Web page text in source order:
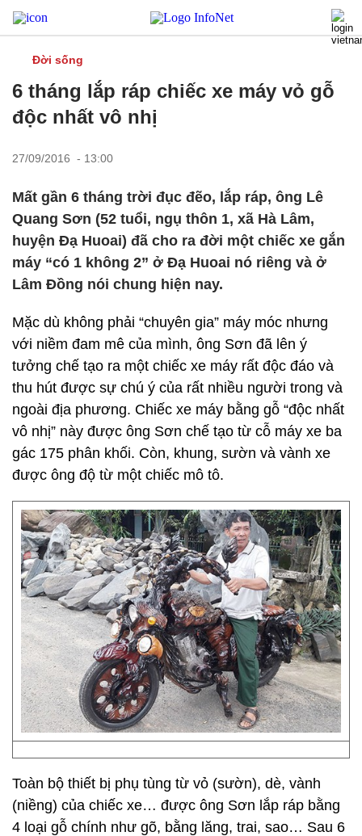
Đời sống
6 tháng lắp ráp chiếc xe máy vỏ gỗ
độc nhất vô nhị
27/09/2016 - 13:00
Mất gần 6 tháng trời đục đẽo, lắp ráp, ông Lê
Quang Sơn (52 tuổi, ngụ thôn 1, xã Hà Lâm,
huyện Đạ Huoai) đã cho ra đời một chiếc xe gắn
máy “có 1 không 2” ở Đạ Huoai nó riêng và ở
Lâm Đồng nói chung hiện nay.
Mặc dù không phải “chuyên gia” máy móc nhưng
với niềm đam mê của mình, ông Sơn đã lên ý
tưởng chế tạo ra một chiếc xe máy rất độc đáo và
thu hút được sự chú ý của rất nhiều người trong và
ngoài địa phương. Chiếc xe máy bằng gỗ “độc nhất
vô nhị” này được ông Sơn chế tạo từ cỗ máy xe ba
gác 175 phân khối. Còn, khung, sườn và vành xe
được ông độ từ một chiếc mô tô.
Toàn bộ thiết bị phụ tùng từ vỏ (sườn), dè, vành
(niềng) của chiếc xe… được ông Sơn lắp ráp bằng
4 loại gỗ chính như gõ, bằng lăng, trai, sao… Sau 6